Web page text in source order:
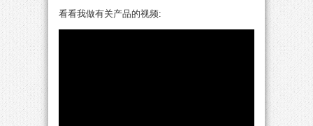
看看我做有关产品的视频: